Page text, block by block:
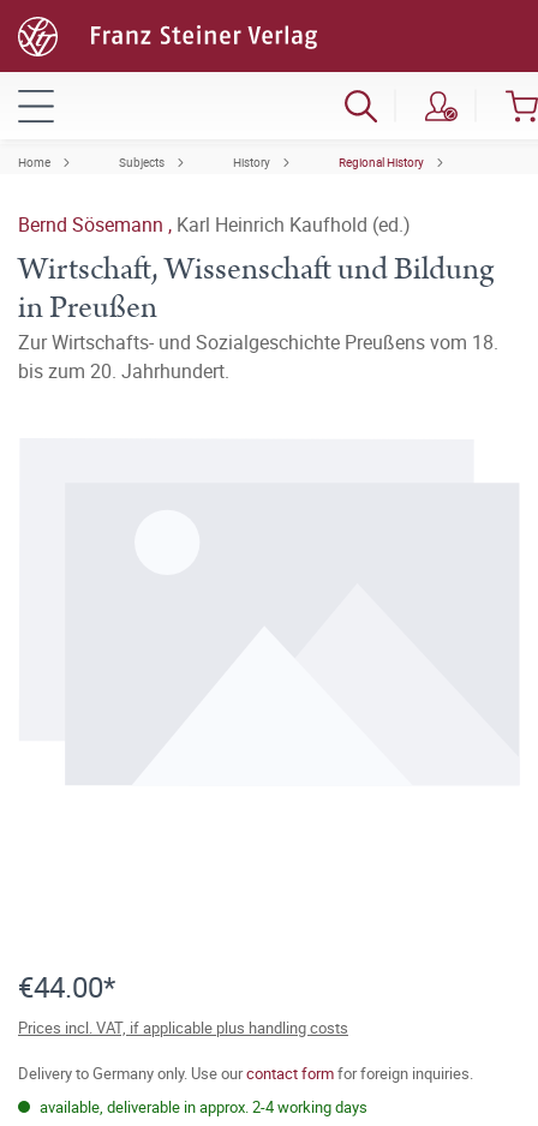
Home Subjects History Regional History
Bernd Sösemann , Karl Heinrich Kaufhold (ed.)
Wirtschaft, Wissenschaft und Bildung
in Preußen
Zur Wirtschafts- und Sozialgeschichte Preußens vom 18.
bis zum 20. Jahrhundert.
€44.00*
Prices incl. VAT, if applicable plus handling costs
Delivery to Germany only. Use ourcontact formfor foreign inquiries.
available, deliverable in approx. 2-4 working days